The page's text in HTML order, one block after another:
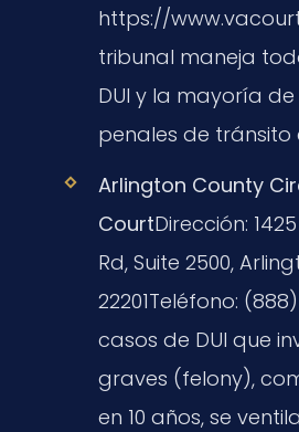
https://
tribunal maneja
DUI y la mayoría
penales de tránsito
Arlington County
CourtDirección:
Rd, Suite 2500,
22201Teléfono:
casos de DUI que
graves (felony),
en 10 años, se